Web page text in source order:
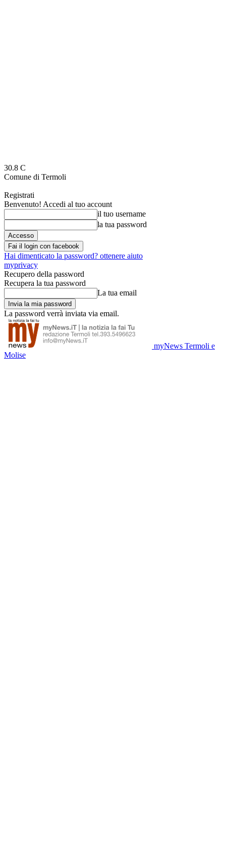
30.8 C
Comune di Termoli
Registrati
Benvenuto! Accedi al tuo account
il tuo username
la tua password
Fai il login con facebook
Hai dimenticato la password? ottenere aiuto
myprivacy
Recupero della password
Recupera la tua password
La tua email
La password verrà inviata via email.
myNews Termoli e
Molise